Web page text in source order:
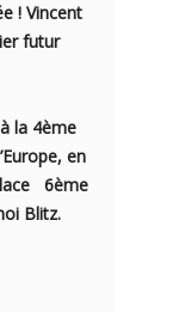
! Vincent
futur
la 4ème
en
6ème
Blitz.